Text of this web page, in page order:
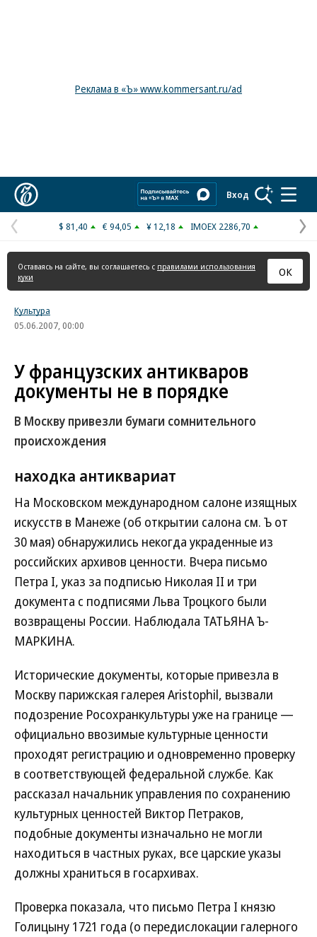
Реклама в «Ъ» www.kommersant.ru/ad
Вход
Предыдущая
страница
$ 81,40 € 94,05 ¥ 12,18 IMOEX 2286,70
Оставаясь на сайте, вы соглашаетесь с правилами использования
куки
ОК
Культура
05.06.2007, 00:00
У французских антикваров
документы не в порядке
В Москву привезли бумаги сомнительного
происхождения
находка антиквариат
На Московском международном салоне изящных
искусств в Манеже (об открытии салона см. Ъ от
30 мая) обнаружились некогда украденные из
российских архивов ценности. Вчера письмо
Петра I, указ за подписью Николая II и три
документа с подписями Льва Троцкого были
возвращены России. Наблюдала ТАТЬЯНА Ъ-
МАРКИНА.
Исторические документы, которые привезла в
Москву парижская галерея Aristophil, вызвали
подозрение Росохранкультуры уже на границе —
официально ввозимые культурные ценности
проходят регистрацию и одновременно проверку
в соответствующей федеральной службе. Как
рассказал начальник управления по сохранению
культурных ценностей Виктор Петраков,
подобные документы изначально не могли
находиться в частных руках, все царские указы
должны храниться в госархивах.
Проверка показала, что письмо Петра I князю
Голицыну 1721 года (о передислокации галерного